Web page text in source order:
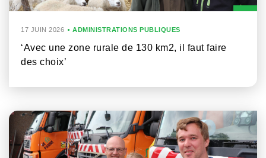
17 JUIN 2026 ADMINISTRATIONS PUBLIQUES
‘Avec une zone rurale de 130 km2, il faut faire
des choix’